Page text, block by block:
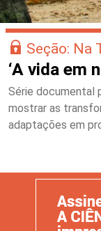
Seção: Na
‘A vida em
Série documental
mostrar as
adaptações em